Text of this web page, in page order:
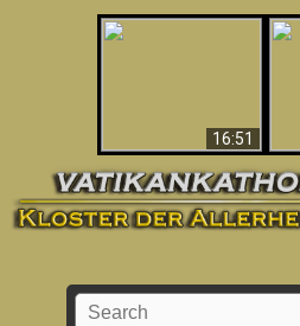
16:51